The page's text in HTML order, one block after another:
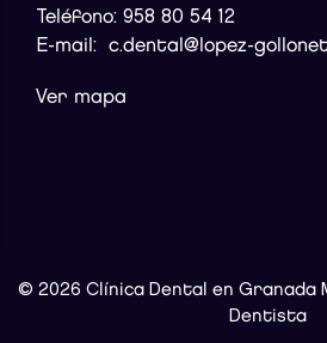
Teléfono: 958 80 54 12
E-mail: c.dental@lopez-
Ver mapa
© 2026 Clínica Dental en Granada
Dentista